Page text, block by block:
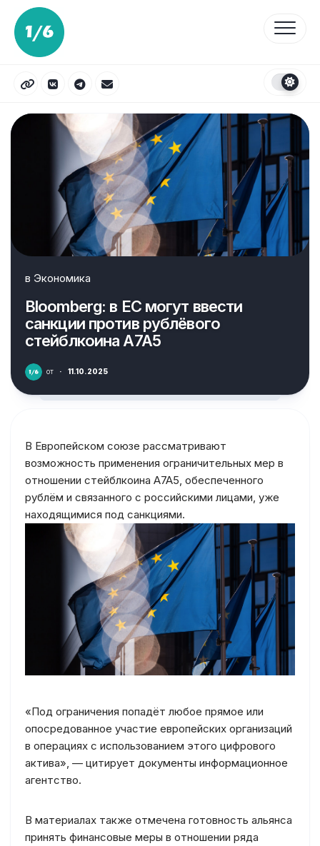
Перейти
содержанию
в Экономика
Bloomberg: в ЕС могут ввести
санкции против рублёвого
стейблкоина A7A5
от · 11.10.2025
В Европейском союзе рассматривают
возможность применения ограничительных мер в
отношении стейблкоина A7A5, обеспеченного
рублём и связанного с российскими лицами, уже
находящимися под санкциями.
«Под ограничения попадёт любое прямое или
опосредованное участие европейских организаций
в операциях с использованием этого цифрового
актива», — цитирует документы информационное
агентство.
В материалах также отмечена готовность альянса
принять финансовые меры в отношении ряда